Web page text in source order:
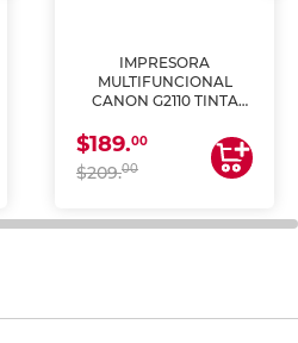
IMPRESORA
MULTIFUNCIONAL
CANON G2110 TINTA
$189.00
$209.00